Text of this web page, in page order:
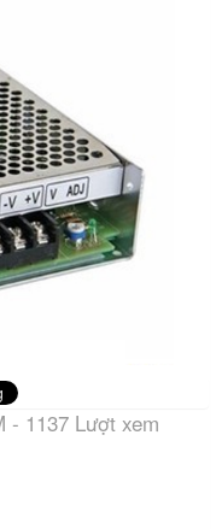
- 1137 Lượt xem